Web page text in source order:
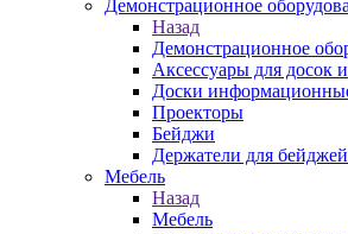
Демонстрационное
Назад
Демонстрационное
Аксессуары для досок
Доски
Проекторы
Бейджи
Держатели для бейджей
Мебель
Назад
Мебель